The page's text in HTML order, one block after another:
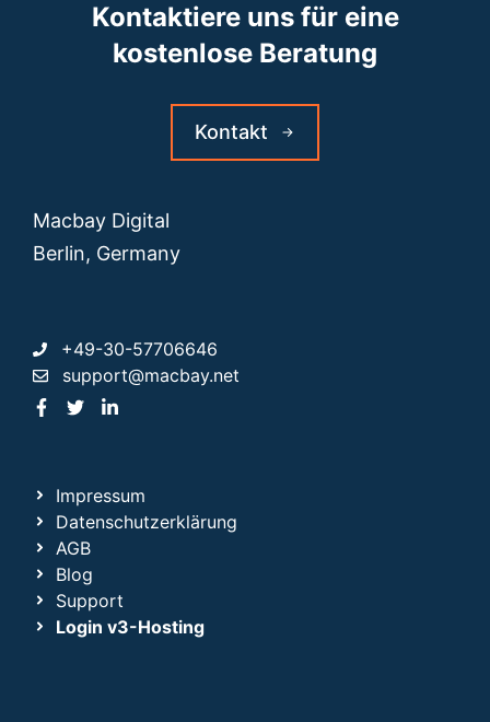
Kontaktiere uns für eine
kostenlose Beratung
Kontakt
Macbay Digital
Berlin, Germany
+49-30-57706646
support@macbay.net
Impressum
Datenschutzerklärung
AGB
Blog
Support
Login v3-Hosting